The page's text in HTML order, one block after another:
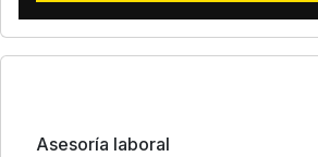
Asesoría laboral